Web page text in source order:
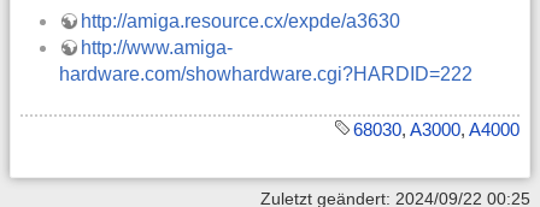
http://amiga.resource.cx/expde/a3630
http://www.amiga-
hardware.com/showhardware.cgi?HARDID=222
68030, A3000, A4000
Zuletzt geändert: 2024/09/22 00:25